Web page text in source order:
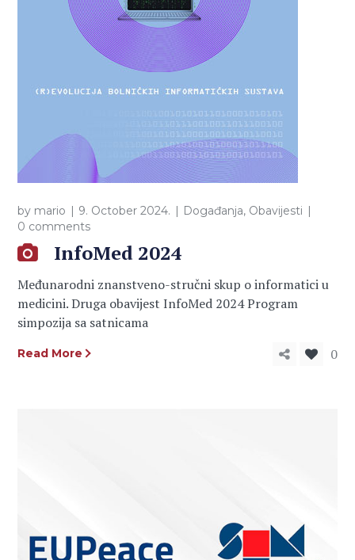
by mario 9. October 2024. Događanja, Obavijesti
0 comments
InfoMed 2024
Međunarodni znanstveno-stručni skup o informatici u
medicini. Druga obavijest InfoMed 2024 Program
simpozija sa satnicama
Read More 0